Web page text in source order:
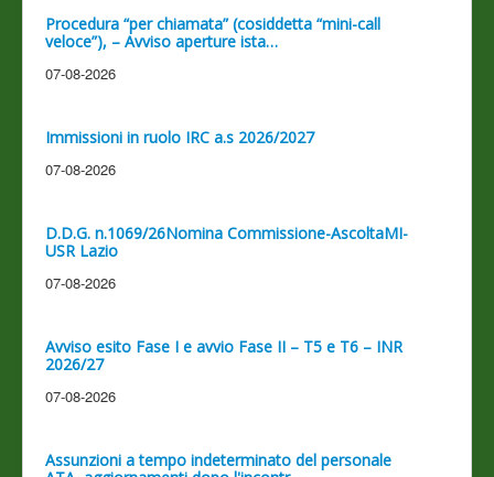
Procedura “per chiamata” (cosiddetta “mini-call
veloce”), – Avviso aperture ista…
07-08-2026
Immissioni in ruolo IRC a.s 2026/2027
07-08-2026
D.D.G. n.1069/26Nomina Commissione-AscoltaMI-
USR Lazio
07-08-2026
Avviso esito Fase I e avvio Fase II – T5 e T6 – INR
2026/27
07-08-2026
Assunzioni a tempo indeterminato del personale